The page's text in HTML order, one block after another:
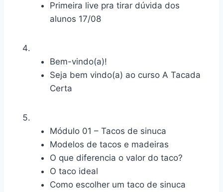
Primeira live pra tirar dúvida dos
alunos 17/08
Bem-vindo(a)!
Seja bem vindo(a) ao curso A Tacada
Certa
Módulo 01 – Tacos de sinuca
Modelos de tacos e madeiras
O que diferencia o valor do taco?
O taco ideal
Como escolher um taco de sinuca